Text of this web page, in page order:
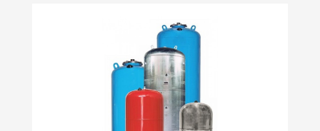
IB 壓力容器
更多